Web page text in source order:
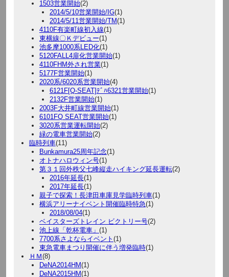
1503営業開始(2)
2014/5/10営業開始/IG(1)
2014/5/11営業開始/TM(1)
4110F有楽町線初入線(1)
東横線〇Ｋデビュー(1)
池多摩1000系LED化(1)
5120FALL4扉化営業開始(1)
4110FHM外され営業(1)
5177F営業開始(1)
2020系/6020系営業開始(4)
6121F[Q-SEAT]ﾃﾞﾊ6321営業開始(1)
2132F営業開始(1)
2003F大井町線営業開始(1)
6101FQ SEAT営業開始(1)
3020系営業運転開始(2)
緑の電車営業開始(2)
臨時列車(11)
Bunkamura25周年記念(1)
オトナハロウィン号(1)
第３１回外秩父七峰縦走ハイキング延長運転(2)
2016年延長(1)
2017年延長(1)
親子で探索！長津田車庫見学臨時列車(1)
横浜アリーナイベント開催臨時特急(1)
2018/08/04(1)
ベイスターズトレイン ビクトリー号(2)
池上線「乾杯電車」 (1)
7700系さよならイベント (1)
東急電車まつり開催に伴う増発臨時(1)
ＨＭ(8)
DeNA2014HM(1)
DeNA2015HM(1)